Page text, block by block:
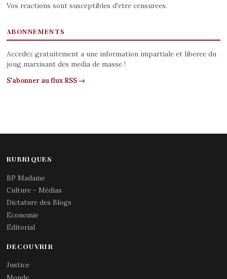
Vos reactions sont susceptibles d'etre censurees.
ABONNEMENTS
Accedez gratuitement a une information impartiale et liberee du
joug marxisant des media de masse !
S'abonner au flux RSS →
RUBRIQUES
BP Madame
Culture - Médias
Dictature des Blogs
Economie
Editorial
DECOUVRIR
Justice